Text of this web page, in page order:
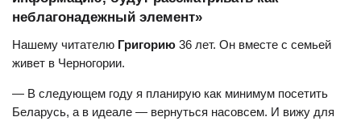
неблагонадежный элемент»
Нашему читателю Григорию 36 лет. Он вместе с семьей
живет в Черногории.
— В следующем году я планирую как минимум посетить
Беларусь, а в идеале — вернуться насовсем. И вижу для